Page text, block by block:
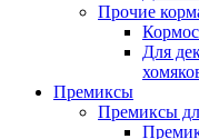
Прочие
Для
Премиксы
Премиксы